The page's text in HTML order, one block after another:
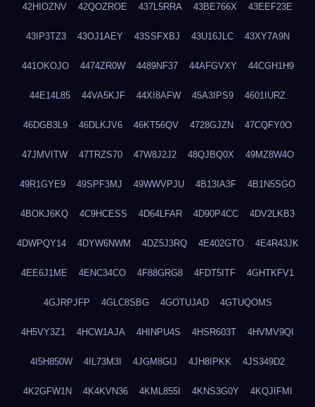
42HIOZNV 42QOZROE 437L5RRA 43BE766X 43EEF23E
43IP3TZ3 43OJ1AEY 43SSFXBJ 43U16JLC 43XY7A9N
441OKOJO 4474ZR0W 4489NF37 44AFGVXY 44CGH1H9
44E14L85 44VA5KJF 44XI8AFW 45A3IPS9 4601IURZ
46DGB3L9 46DLKJV6 46KT56QV 4728GJZN 47CQFY0O
47JMVITW 47TRZS70 47W8J2J2 48QJBQ0X 49MZ8W4O
49R1GYE9 49SPF3MJ 49WWVPJU 4B13IA3F 4B1N5SGO
4BOKJ6KQ 4C9HCESS 4D64LFAR 4D90P4CC 4DV2LKB3
4DWPQY14 4DYW6NWM 4DZ5J3RQ 4E402GTO 4E4R43JK
4EE6J1ME 4ENC34CO 4F88GRG8 4FDT5ITF 4GHTKFV1
4GJRPJFP 4GLC8SBG 4GOTUJAD 4GTUQOMS
4H5VY3Z1 4HCW1AJA 4HINPU4S 4HSR603T 4HVMV9QI
4I5H850W 4IL73M3I 4JGM8GIJ 4JH8IPKK 4JS349D2
4K2GFW1N 4K4KVN36 4KML855I 4KNS3G0Y 4KQJIFMI